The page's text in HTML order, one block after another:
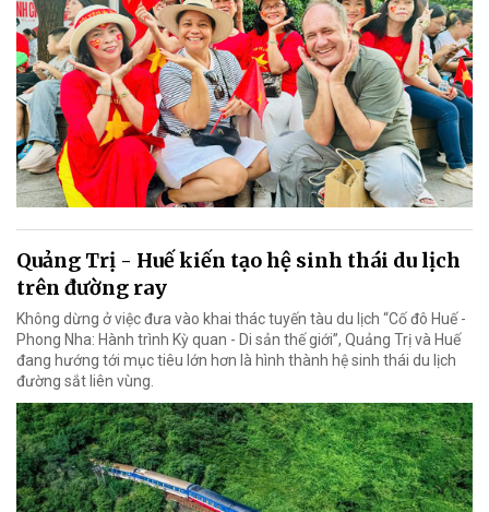
Quảng Trị - Huế kiến tạo hệ sinh thái du lịch
trên đường ray
Không dừng ở việc đưa vào khai thác tuyến tàu du lịch “Cố đô Huế -
Phong Nha: Hành trình Kỳ quan - Di sản thế giới”, Quảng Trị và Huế
đang hướng tới mục tiêu lớn hơn là hình thành hệ sinh thái du lịch
đường sắt liên vùng.